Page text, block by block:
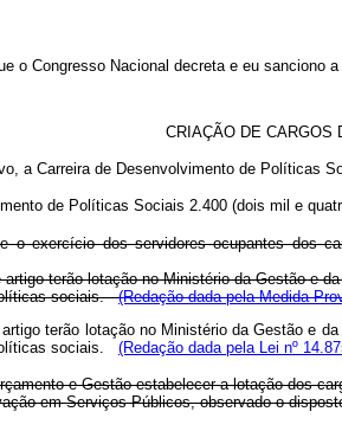
o Congresso Nacional decreta e eu sanciono
CRIAÇÃO DE CARGOS
a Carreira de Desenvolvimento de Políticas
de Políticas Sociais 2.400 (dois mil e
exercício dos servidores ocupantes dos
terão lotação no Ministério da Gestão e
sociais.(Redação dada pela Medida
terão lotação no Ministério da Gestão e
sociais. (Redação dada pela Lei nº
e Gestão estabelecer a lotação dos
em Serviços Públicos, observado o